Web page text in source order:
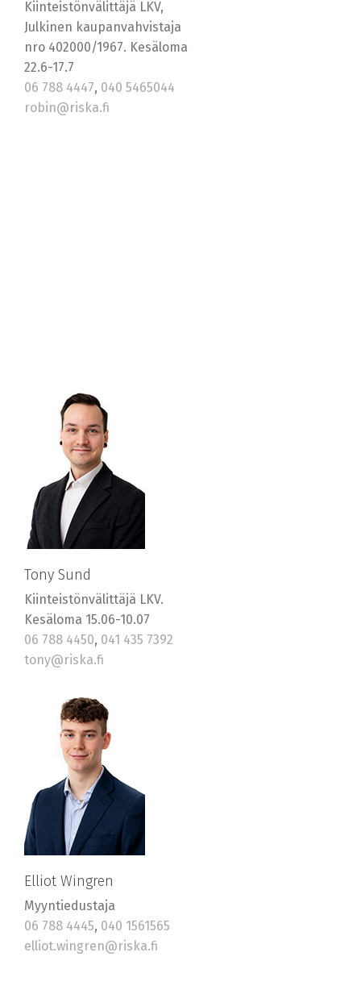
Kiinteistönvälittäjä LKV,
Julkinen kaupanvahvistaja
nro 402000/1967. Kesäloma
22.6-17.7
06 788 4447, 040 5465044
robin@riska.fi
Tony Sund
Kiinteistönvälittäjä LKV.
Kesäloma 15.06-10.07
06 788 4450, 041 435 7392
tony@riska.fi
Elliot Wingren
Myyntiedustaja
06 788 4445, 040 1561565
elliot.wingren@riska.fi